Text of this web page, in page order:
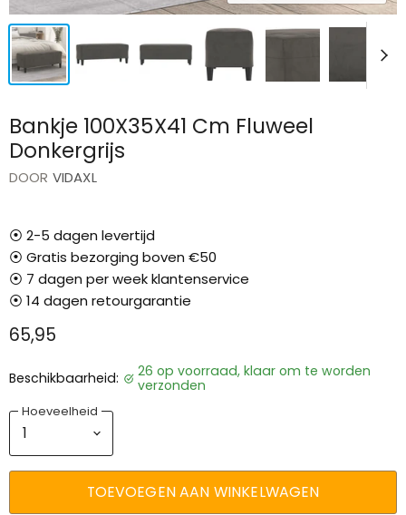
Bankje 100X35X41 Cm Fluweel
Donkergrijs
DOOR VIDAXL
⦿ 2-5 dagen levertijd
⦿ Gratis bezorging boven €50
⦿ 7 dagen per week klantenservice
⦿ 14 dagen retourgarantie
65,95
Beschikbaarheid:
26 op voorraad, klaar om te worden
verzonden
Hoeveelheid
TOEVOEGEN AAN WINKELWAGEN